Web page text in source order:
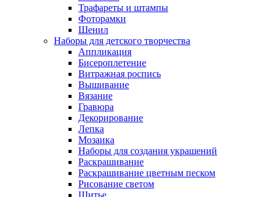
Трафареты и штампы
Фоторамки
Шенил
Наборы для детского творчества
Аппликация
Бисероплетение
Витражная роспись
Вышивание
Вязание
Гравюра
Декорирование
Лепка
Мозаика
Наборы для создания украшений
Раскрашивание
Раскрашивание цветным песком
Рисование светом
Шитье